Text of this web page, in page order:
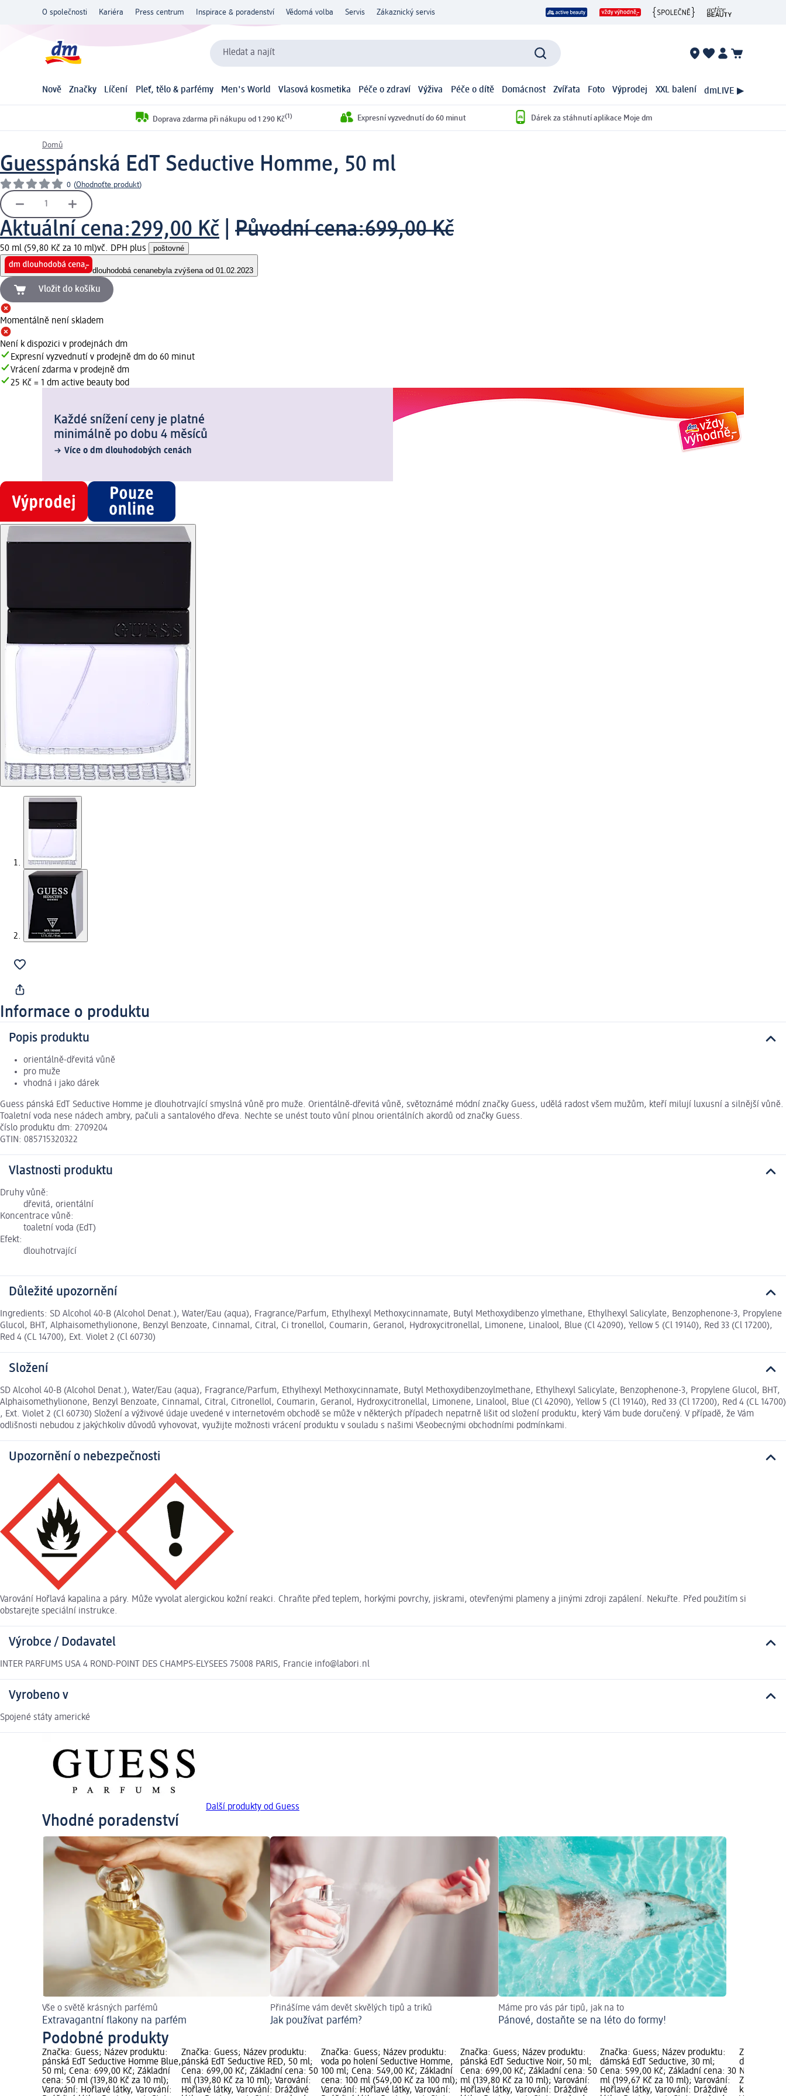
O společnosti Kariéra Press centrum Inspirace & poradenství Vědomá volba Servis Zákaznický servis
Hledat a najít
Nově Značky Líčení Pleť, tělo & parfémy Men's World Vlasová kosmetika Péče o zdraví Výživa Péče o dítě Domácnost Zvířata Foto Výprodej XXL balení dmLIVE ▶
Doprava zdarma při nákupu od 1 290 Kč(1) Expresní vyzvednutí do 60 minut Dárek za stáhnutí aplikace Moje dm
Domů
Guesspánská EdT Seductive Homme, 50 ml
0 (Ohodnoťte produkt)
Aktuální cena:299,00 Kč Původní cena:699,00 Kč
50 ml (59,80 Kč za 10 ml)vč. DPH plus poštovné
dlouhodobá cenanebyla zvýšena od 01.02.2023
Vložit do košíku
Momentálně není skladem
Není k dispozici v prodejnách dm
Expresní vyzvednutí v prodejně dm do 60 minut
Vrácení zdarma v prodejně dm
25 Kč = 1 dm active beauty bod
Každé snížení ceny je platné
minimálně po dobu 4 měsíců
Více o dm dlouhodobých cenách
Informace o produktu
Popis produktu
orientálně-dřevitá vůně
pro muže
vhodná i jako dárek
Guess pánská EdT Seductive Homme je dlouhotrvající smyslná vůně pro muže. Orientálně-dřevitá vůně, světoznámé módní značky Guess, udělá radost všem mužům, kteří milují luxusní a silnější vůně.
Toaletní voda nese nádech ambry, pačuli a santalového dřeva. Nechte se unést touto vůní plnou orientálních akordů od značky Guess.
číslo produktu dm: 2709204
GTIN: 085715320322
Vlastnosti produktu
Druhy vůně:
dřevitá, orientální
Koncentrace vůně:
toaletní voda (EdT)
Efekt:
dlouhotrvající
Důležité upozornění
Ingredients: SD Alcohol 40-B (Alcohol Denat.), Water/Eau (aqua), Fragrance/Parfum, Ethylhexyl Methoxycinnamate, Butyl Methoxydibenzo ylmethane, Ethylhexyl Salicylate, Benzophenone-3, Propylene
Glucol, BHT, Alphaisomethylionone, Benzyl Benzoate, Cinnamal, Citral, Ci tronellol, Coumarin, Geranol, Hydroxycitronellal, Limonene, Linalool, Blue (Cl 42090), Yellow 5 (Cl 19140), Red 33 (Cl 17200),
Red 4 (CL 14700), Ext. Violet 2 (Cl 60730)
Složení
SD Alcohol 40-B (Alcohol Denat.), Water/Eau (aqua), Fragrance/Parfum, Ethylhexyl Methoxycinnamate, Butyl Methoxydibenzoylmethane, Ethylhexyl Salicylate, Benzophenone-3, Propylene Glucol, BHT,
Alphaisomethylionone, Benzyl Benzoate, Cinnamal, Citral, Citronellol, Coumarin, Geranol, Hydroxycitronellal, Limonene, Linalool, Blue (Cl 42090), Yellow 5 (Cl 19140), Red 33 (Cl 17200), Red 4 (CL 14700)
, Ext. Violet 2 (Cl 60730) Složení a výživové údaje uvedené v internetovém obchodě se může v některých případech nepatrně lišit od složení produktu, který Vám bude doručený. V případě, že Vám
odlišnosti nebudou z jakýchkoliv důvodů vyhovovat, využijte možnosti vrácení produktu v souladu s našimi Všeobecnými obchodními podmínkami.
Upozornění o nebezpečnosti
Varování Hořlavá kapalina a páry. Může vyvolat alergickou kožní reakci. Chraňte před teplem, horkými povrchy, jiskrami, otevřenými plameny a jinými zdroji zapálení. Nekuřte. Před použitím si
obstarejte speciální instrukce.
Výrobce / Dodavatel
INTER PARFUMS USA 4 ROND-POINT DES CHAMPS-ELYSEES 75008 PARIS, Francie info@labori.nl
Vyrobeno v
Spojené státy americké
Další produkty od Guess
Vhodné poradenství
Vše o světě krásných parfémů
Extravagantní flakony na parfém
Přinášíme vám devět skvělých tipů a triků
Jak používat parfém?
Máme pro vás pár tipů, jak na to
Pánové, dostaňte se na léto do formy!
Podobné produkty
Značka: Guess; Název produktu:
pánská EdT Seductive Homme Blue,
50 ml; Cena: 699,00 Kč; Základní
cena: 50 ml (139,80 Kč za 10 ml);
Varování: Hořlavé látky, Varování:
Značka: Guess; Název produktu:
pánská EdT Seductive RED, 50 ml;
Cena: 699,00 Kč; Základní cena: 50
ml (139,80 Kč za 10 ml); Varování:
Hořlavé látky, Varování: Dráždivé
Značka: Guess; Název produktu:
voda po holení Seductive Homme,
100 ml; Cena: 549,00 Kč; Základní
cena: 100 ml (549,00 Kč za 100 ml);
Varování: Hořlavé látky, Varování:
Značka: Guess; Název produktu:
pánská EdT Seductive Noir, 50 ml;
Cena: 699,00 Kč; Základní cena: 50
ml (139,80 Kč za 10 ml); Varování:
Hořlavé látky, Varování: Dráždivé
Značka: Guess; Název produktu:
dámská EdT Seductive, 30 ml;
Cena: 599,00 Kč; Základní cena: 30
ml (199,67 Kč za 10 ml); Varování:
Hořlavé látky, Varování: Dráždivé
Značka:
dárková
Noir, 1 ks;
Základní
ks);